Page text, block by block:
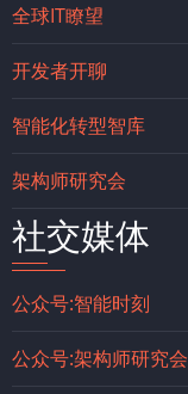
全球IT瞭望
开发者开聊
智能化转型智库
架构师研究会
社交媒体
公众号:智能时刻
公众号:架构师研究会